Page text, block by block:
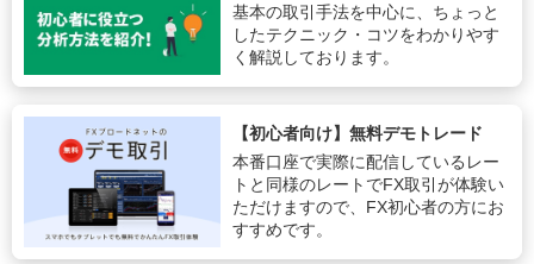
基本の取引手法を中心に、ちょっと
したテクニック・コツをわかりやす
く解説しております。
【初心者向け】無料デモトレード
本番口座で実際に配信しているレー
トと同様のレートでFX取引が体験い
ただけますので、FX初心者の方にお
すすめです。